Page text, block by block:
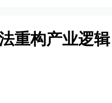
重构产业逻辑